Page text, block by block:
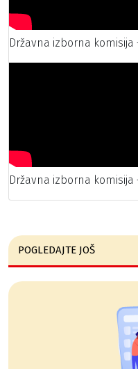
Državna izborna komisija
Državna izborna komisija
POGLEDAJTE JOŠ